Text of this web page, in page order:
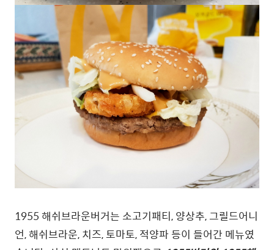
1955 해쉬브라운버거는 소고기패티, 양상추, 그릴드어니
언, 해쉬브라운, 치즈, 토마토, 적양파 등이 들어간 메뉴였